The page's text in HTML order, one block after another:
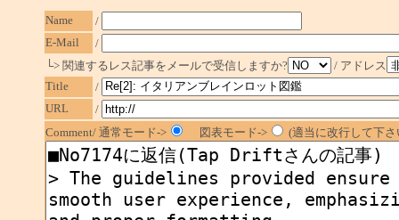
Name
/
E-Mail
/
└> 関連するレス記事をメールで受信しますか?
/ アドレス
Title
/
URL
/
Comment/ 通常モード->
図表モード-> (適当に改行して下